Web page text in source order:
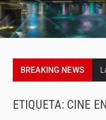
BREAKING NEWS
ETIQUETA: CINE